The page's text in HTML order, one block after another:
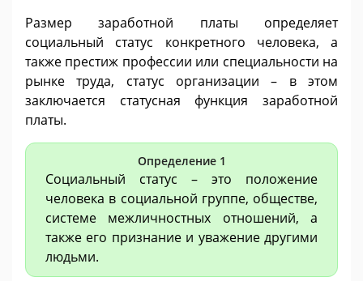
Размер заработной платы определяет
социальный статус конкретного человека, а
также престиж профессии или специальности на
рынке труда, статус организации – в этом
заключается статусная функция заработной
платы.
Определение 1
Социальный статус – это положение
человека в социальной группе, обществе,
системе межличностных отношений, а
также его признание и уважение другими
людьми.